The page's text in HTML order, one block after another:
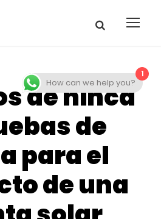
de hinca
de
para el
de una
1
How can we help you?